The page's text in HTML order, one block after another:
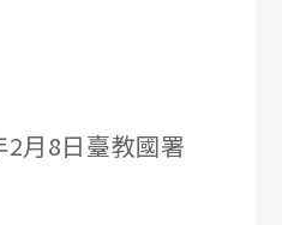
月8日臺教國署